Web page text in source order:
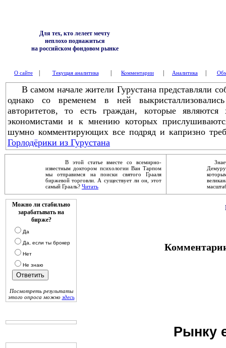
Для тех, кто лелеет мечту
неплохо поднажиться
на российском фондовом рынке
О сайте Текущая аналитика Комментарии Аналитика
В самом начале жители Гурустана представляли
однако со временем в ней
авторитетов, то есть граждан, которые являются
экономистами и к мнению которых
шумно комментирующих все подряд и капризно
Горлодёрики из Гурустана
В этой статье вместе со всемирно-
известным доктором психологии Ван Тарпом
мы отправимся на поиски святого Грааля
биржевой торговли. А существует ли он, этот
самый Грааль? Читать
Можно ли стабильно
зарабатывать на
бирже?
Да
Да, если ты брокер
Нет
Не знаю
Посмотреть результаты
этого опроса можно здесь
Рынку